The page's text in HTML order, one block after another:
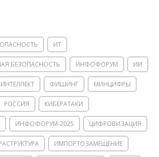
ИТ
БЕЗОПАСНОСТЬ ИНФОФОРУМ ИИ
ФИШИНГ МИНЦИФРЫ
РОССИЯ КИБЕРАТАКИ
ИНФОФОРУМ-2025 ЦИФРОВИЗАЦИЯ
ИМПОРТОЗАМЕЩЕНИЕ